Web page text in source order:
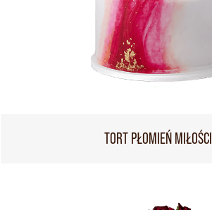
TORT PŁOMIEŃ MIŁOŚCI